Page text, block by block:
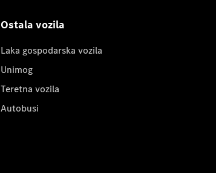
Ostala vozila
Laka gospodarska vozila
Unimog
Teretna vozila
Autobusi